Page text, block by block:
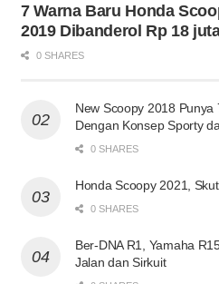
7 Warna Baru Honda
2019 Dibanderol Rp 18
0 SHARES
New Scoopy 2018 Punya
Dengan Konsep Sporty
0 SHARES
Honda Scoopy 2021,
0 SHARES
Ber-DNA R1, Yamaha
Jalan dan Sirkuit